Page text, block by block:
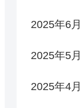
2025年6月
2025年5月
2025年4月